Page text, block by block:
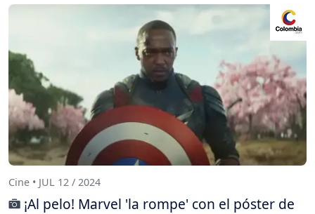
Cine • JUL 12 / 2024
¡Al pelo! Marvel 'la rompe' con el póster de